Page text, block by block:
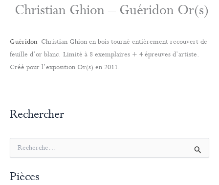
Christian Ghion – Guéridon Or(s)
Guéridon Christian Ghion en bois tourné entièrement recouvert de
feuille d’or blanc. Limité à 8 exemplaires + 4 épreuves d’artiste.
Créé pour l’exposition Or(s) en 2011.
Rechercher
e
hPièces